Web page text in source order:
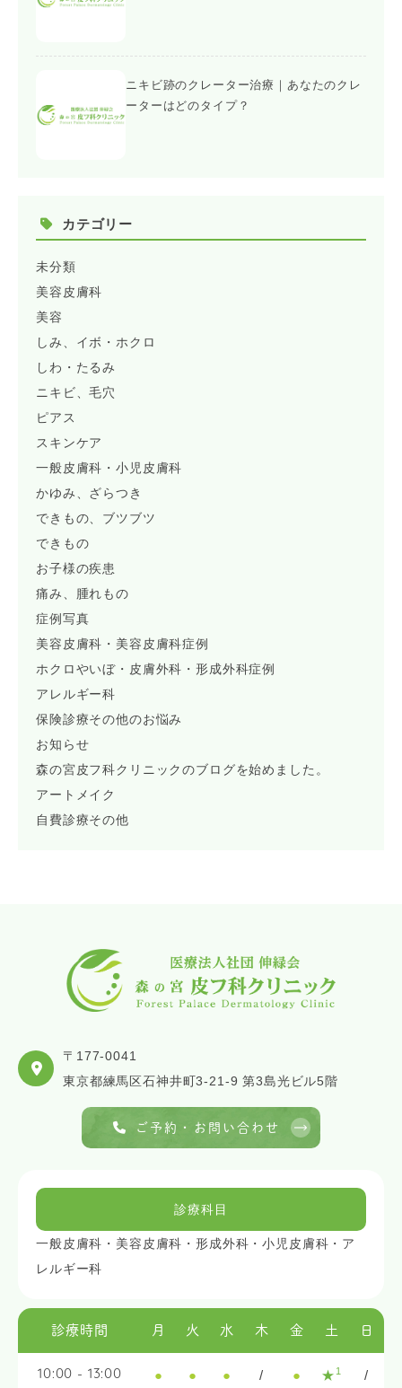
ニキビ跡のクレーター治療｜あなたのクレ
ーターはどのタイプ？
カテゴリー
未分類
美容皮膚科
美容
しみ、イボ・ホクロ
しわ・たるみ
ニキビ、毛穴
ピアス
スキンケア
一般皮膚科・小児皮膚科
かゆみ、ざらつき
できもの、ブツブツ
できもの
お子様の疾患
痛み、腫れもの
症例写真
美容皮膚科・美容皮膚科症例
ホクロやいぼ・皮膚外科・形成外科症例
アレルギー科
保険診療その他のお悩み
お知らせ
森の宮皮フ科クリニックのブログを始めました。
アートメイク
自費診療その他
〒177-0041
東京都練馬区石神井町3-21-9 第3島光ビル5階
ご予約・お問い合わせ
診療科目
一般皮膚科・美容皮膚科・形成外科・小児皮膚科・ア
レルギー科
診療時間 月 火 水 木 金 土 日
10:00 - 13:00 ● ● ● / ● ★ 1 /